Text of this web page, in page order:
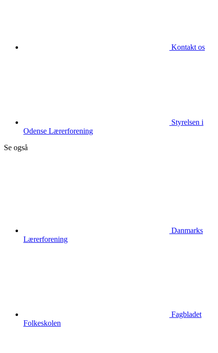
Kontakt os
Styrelsen i
Odense Lærerforening
Se også
Danmarks
Lærerforening
Fagbladet
Folkeskolen